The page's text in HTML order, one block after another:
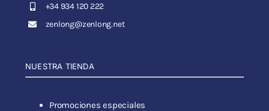
+34 934 120 222
zenlong@zenlong.net
NUESTRA TIENDA
Promociones especiales